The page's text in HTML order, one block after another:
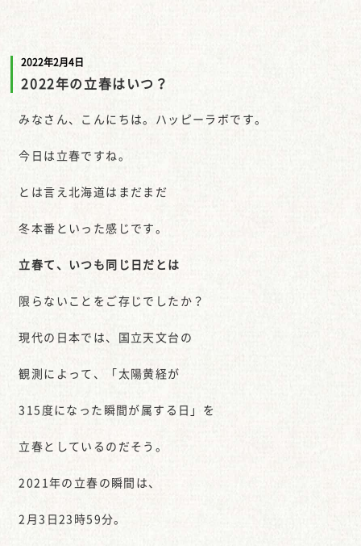
2022年2月4日
2022年の立春はいつ？
みなさん、こんにちは。ハッピーラボです。
今日は立春ですね。
とは言え北海道はまだまだ
冬本番といった感じです。
立春て、いつも同じ日だとは
限らないことをご存じでしたか？
現代の日本では、国立天文台の
観測によって、 「太陽黄経が
315度になった瞬間が属する日」 を
立春としているのだそう。
2021年の立春の瞬間は、
2月3日23時59分。